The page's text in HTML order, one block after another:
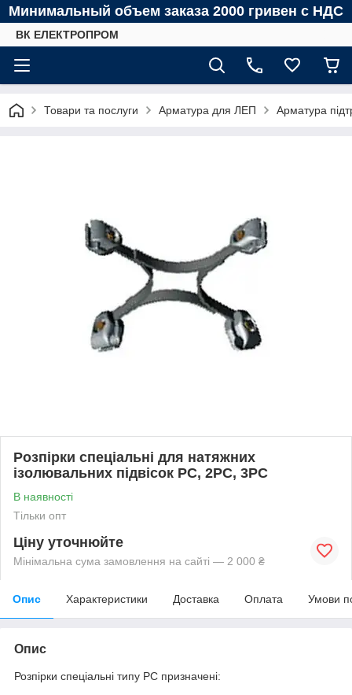
Минимальный объем заказа 2000 гривен с НДС
ВК ЕЛЕКТРОПРОМ
Товари та послуги Арматура для ЛЕП Арматура
Розпірки спеціальні для натяжних
ізолювальних підвісок РС, 2РС, 3РС
В наявності
Тільки опт
Ціну уточнюйте
Мінімальна сума замовлення на сайті — 2 000 ₴
Опис Характеристики Доставка Оплата Умови
Опис
Розпірки спеціальні типу РС призначені: